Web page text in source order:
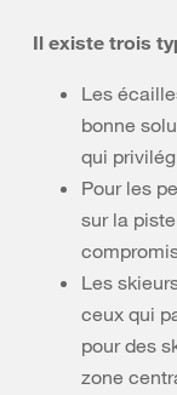
Il existe trois
Les
bonne
qui
Pour les
sur la
Les
ceux qui
pour des
zone